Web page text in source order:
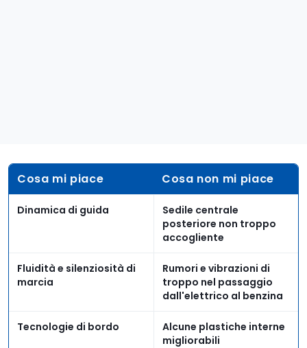
Cosa mi piace Cosa non mi piace
Dinamica di guida
Sedile centrale
posteriore non troppo
accogliente
Fluidità e silenziosità di
marcia
Rumori e vibrazioni di
troppo nel passaggio
dall'elettrico al benzina
Tecnologie di bordo
Alcune plastiche interne
migliorabili